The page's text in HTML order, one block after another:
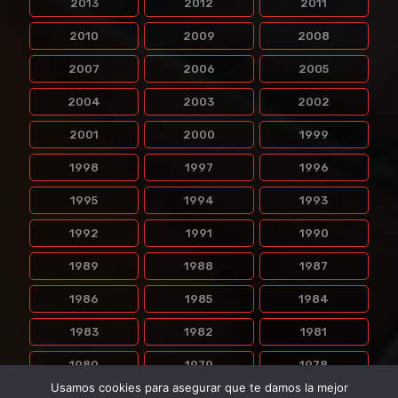
2013 2012 2011
2010 2009 2008
2007 2006 2005
2004 2003 2002
2001 2000 1999
1998 1997 1996
1995 1994 1993
1992 1991 1990
1989 1988 1987
1986 1985 1984
1983 1982 1981
1980 1979 1978
Usamos cookies para asegurar que te damos la mejor